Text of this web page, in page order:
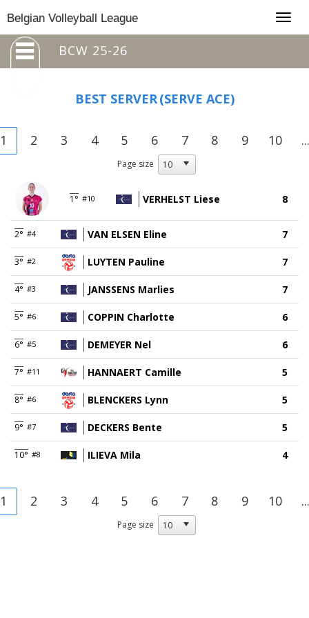
Belgian Volleyball League
BCW 25-26
BEST SERVER(SERVE ACE)
1 2 3 4 5 6 7 8 9 10 ...
Page size
1° #10 VERHELST Liese 8
2° #4 VAN ELSEN Eline 7
3° #2 LUYTEN Pauline 7
4° #3 JANSSENS Marlies 7
5° #6 COPPIN Charlotte 6
6° #5 DEMEYER Nel 6
7° #11 HANNAERT Camille 5
8° #6 BLENCKERS Lynn 5
9° #7 DECKERS Bente 5
10° #8 ILIEVA Mila 4
1 2 3 4 5 6 7 8 9 10 ...
Page size